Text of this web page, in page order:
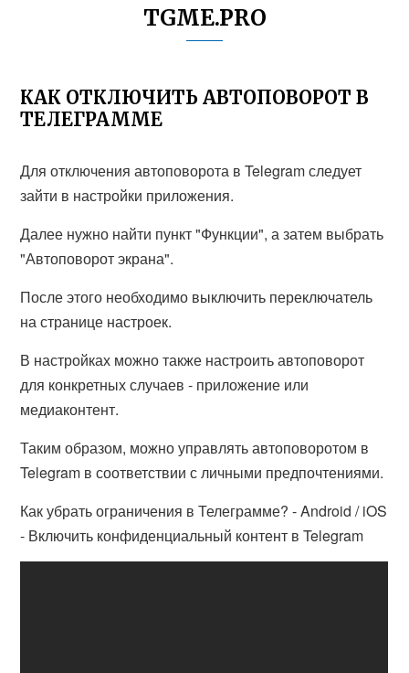
TGME.PRO
КАК ОТКЛЮЧИТЬ АВТОПОВОРОТ В
ТЕЛЕГРАММЕ
Для отключения автоповорота в Telegram следует
зайти в настройки приложения.
Далее нужно найти пункт "Функции", а затем выбрать
"Автоповорот экрана".
После этого необходимо выключить переключатель
на странице настроек.
В настройках можно также настроить автоповорот
для конкретных случаев - приложение или
медиаконтент.
Таким образом, можно управлять автоповоротом в
Telegram в соответствии с личными предпочтениями.
Как убрать ограничения в Телеграмме? - Android / iOS
- Включить конфиденциальный контент в Telegram